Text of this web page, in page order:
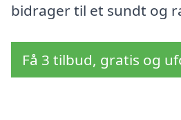
bidrager til et sundt og
Få 3 tilbud, gratis og